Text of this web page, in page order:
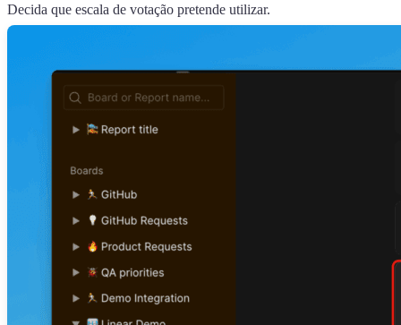
Decida que escala de votação pretende utilizar.